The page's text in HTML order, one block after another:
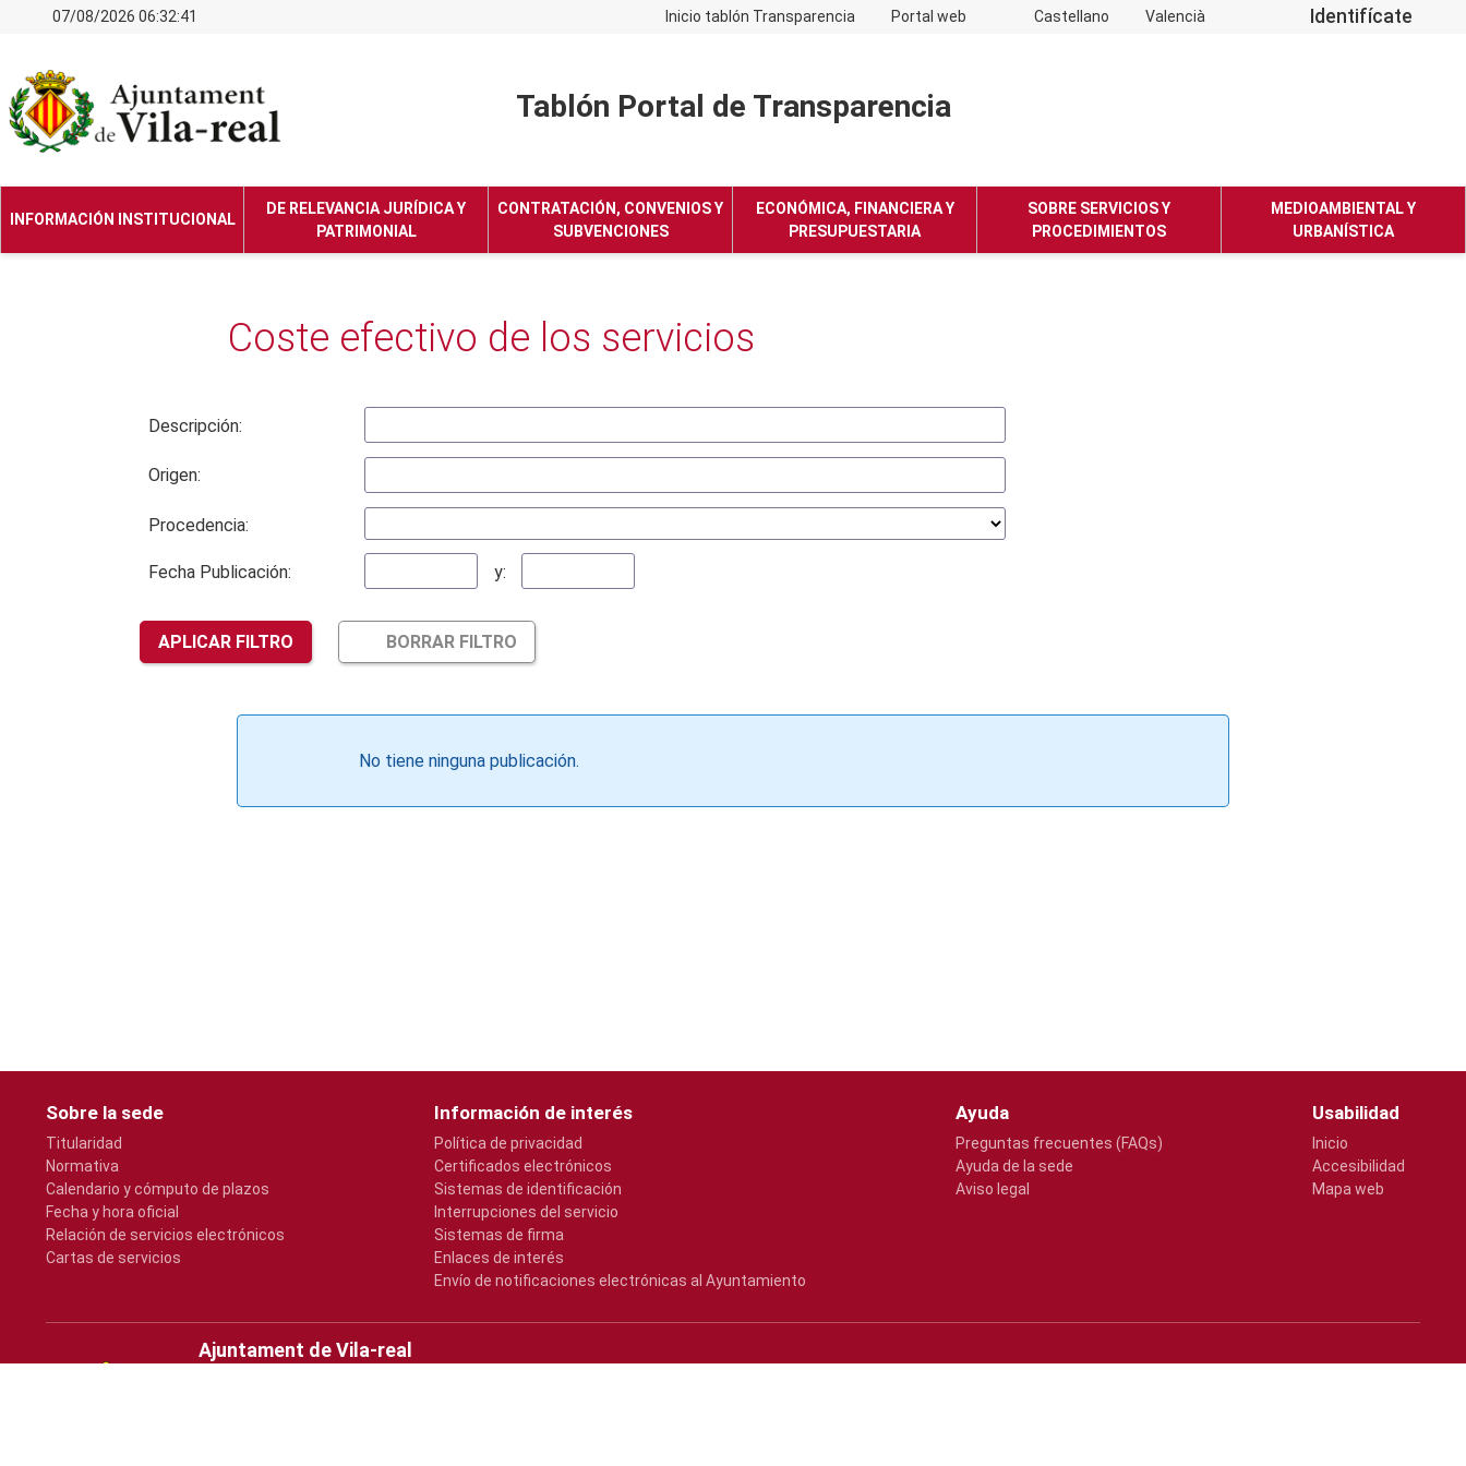
07/08/2026 06:32:41 Inicio tablón Transparencia Portal web Castellano Valencià Identifícate
Tablón Portal de Transparencia
INFORMACIÓN INSTITUCIONAL
DE RELEVANCIA JURÍDICA Y
PATRIMONIAL
CONTRATACIÓN, CONVENIOS Y
SUBVENCIONES
ECONÓMICA, FINANCIERA Y
PRESUPUESTARIA
SOBRE SERVICIOS Y
PROCEDIMIENTOS
MEDIOAMBIENTAL Y
URBANÍSTICA
Coste efectivo de los servicios
Descripción:
Origen:
Procedencia:
Fecha Publicación: y:
APLICAR FILTRO BORRAR FILTRO
No tiene ninguna publicación.
Sobre la sede
Titularidad
Normativa
Calendario y cómputo de plazos
Fecha y hora oficial
Relación de servicios electrónicos
Cartas de servicios
Información de interés
Política de privacidad
Certificados electrónicos
Sistemas de identificación
Interrupciones del servicio
Sistemas de firma
Enlaces de interés
Envío de notificaciones electrónicas al Ayuntamiento
Ayuda
Preguntas frecuentes (FAQs)
Ayuda de la sede
Aviso legal
Usabilidad
Inicio
Accesibilidad
Mapa web
Ajuntament de Vila-real